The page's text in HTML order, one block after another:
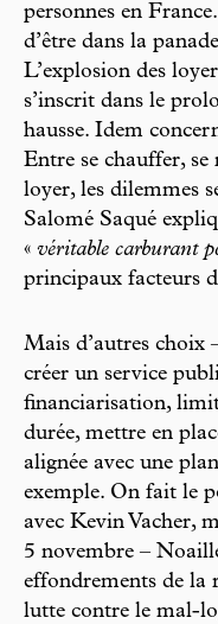
personnes en
d’être dans la
L’explosion des
s’inscrit dans le
hausse. Idem
Entre se chauffer,
loyer, les dilemmes
Salomé Saqué
« véritable carburant
principaux facteurs
Mais d’autres choix
créer un service
financiarisation,
durée, mettre en
alignée avec une
exemple. On fait le
avec Kevin Vacher,
5 novembre –
effondrements de la
lutte contre le mal-